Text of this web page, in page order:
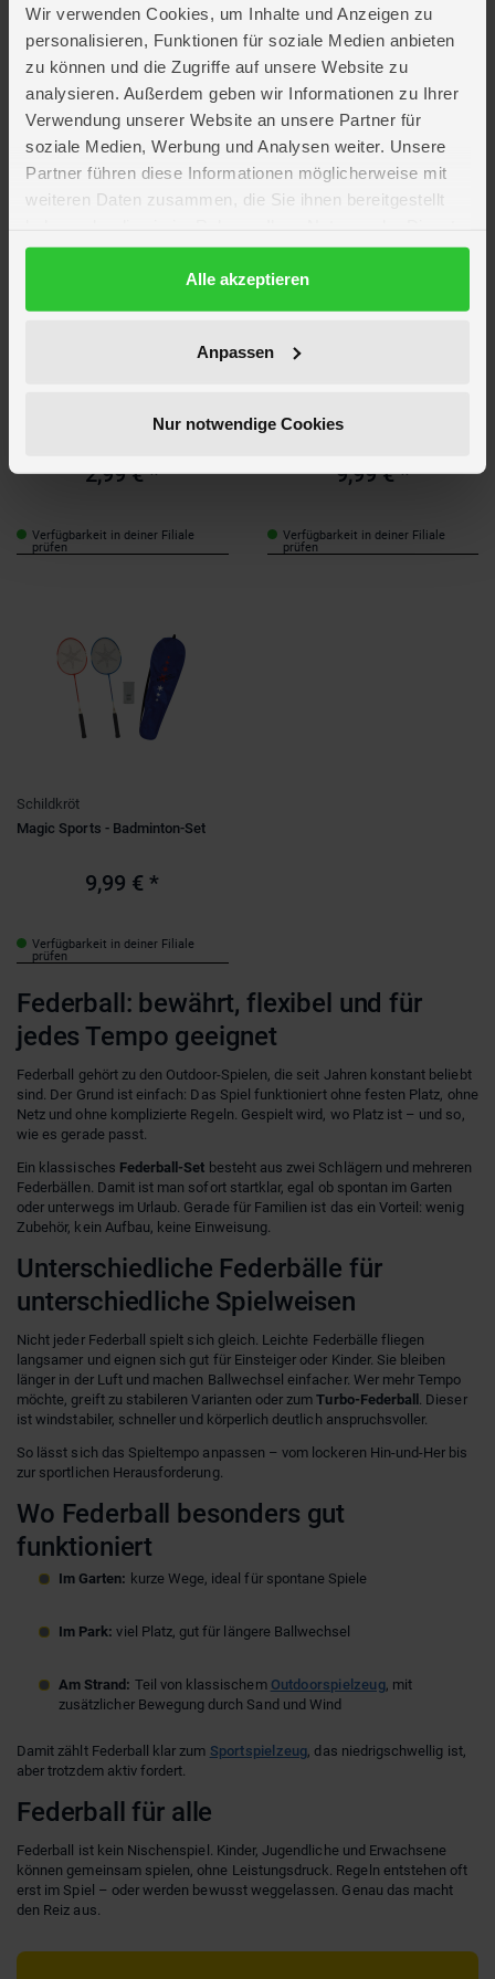
Wir verwenden Cookies, um Inhalte und Anzeigen zu
personalisieren, Funktionen für soziale Medien anbieten
zu können und die Zugriffe auf unsere Website zu
analysieren. Außerdem geben wir Informationen zu Ihrer
Verwendung unserer Website an unsere Partner für
soziale Medien, Werbung und Analysen weiter. Unsere
Partner führen diese Informationen möglicherweise mit
weiteren Daten zusammen, die Sie ihnen bereitgestellt
gesammelt haben.
DatenschutzerklärungAlle akzeptieren
Anpassen
Nur notwendige Cookies
Badminton Set - Talbot-Torro - 2
19,99 €*
UVP 22,99 €
Verfügbarkeit in deiner Filiale
prüfen
Giant Racket Set
14,99 €*
UVP 17,99 €
Verfügbarkeit in deiner Filiale
prüfen
Badminton Ball - Aero Fun - 3er
2,99 €*
Verfügbarkeit in deiner Filiale
prüfen
Topseller
Badminton Set - Magic Sports
9,99 €*
Verfügbarkeit in deiner Filiale
prüfen
Schildkröt
Magic Sports - Badminton-Set
9,99 € *
Verfügbarkeit in deiner Filiale
prüfen
Federball: bewährt, flexibel und für
jedes Tempo geeignet
Federball gehört zu den Outdoor-Spielen, die seit Jahren konstant beliebt
sind. Der Grund ist einfach: Das Spiel funktioniert ohne festen Platz, ohne
Netz und ohne komplizierte Regeln. Gespielt wird, wo Platz ist – und so,
wie es gerade passt.
Ein klassisches Federball-Set besteht aus zwei Schlägern und mehreren
Federbällen. Damit ist man sofort startklar, egal ob spontan im Garten
oder unterwegs im Urlaub. Gerade für Familien ist das ein Vorteil: wenig
Zubehör, kein Aufbau, keine Einweisung.
Unterschiedliche Federbälle für
unterschiedliche Spielweisen
Nicht jeder Federball spielt sich gleich. Leichte Federbälle fliegen
langsamer und eignen sich gut für Einsteiger oder Kinder. Sie bleiben
länger in der Luft und machen Ballwechsel einfacher. Wer mehr Tempo
möchte, greift zu stabileren Varianten oder zumTurbo-Federball . Dieser
ist windstabiler, schneller und körperlich deutlich anspruchsvoller.
So lässt sich das Spieltempo anpassen – vom lockeren Hin-und-Her bis
zur sportlichen Herausforderung.
Wo Federball besonders gut
funktioniert
Im Garten: kurze Wege, ideal für spontane Spiele
Im Park: viel Platz, gut für längere Ballwechsel
Am Strand: Teil von klassischem Outdoorspielzeug, mit
zusätzlicher Bewegung durch Sand und Wind
Damit zählt Federball klar zum Sportspielzeug , das niedrigschwellig ist,
aber trotzdem aktiv fordert.
Federball für alle
Federball ist kein Nischenspiel. Kinder, Jugendliche und Erwachsene
können gemeinsam spielen, ohne Leistungsdruck. Regeln entstehen oft
erst im Spiel – oder werden bewusst weggelassen. Genau das macht
den Reiz aus.